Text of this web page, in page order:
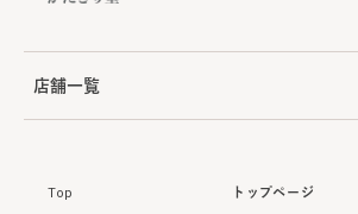
店舗一覧
Top トップページ